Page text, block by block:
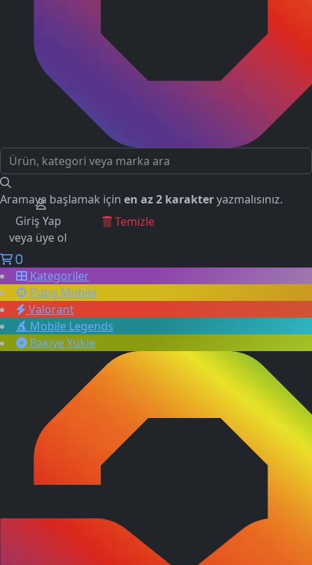
Aramaya başlamak için en az 2 karakteryazmalısınız.
GEÇMİŞ ARAMALAR
Temizle
Giriş Yap
veya üye ol
0
Kategoriler
Pubg Mobile
Valorant
Mobile Legends
Bakiye Yükle